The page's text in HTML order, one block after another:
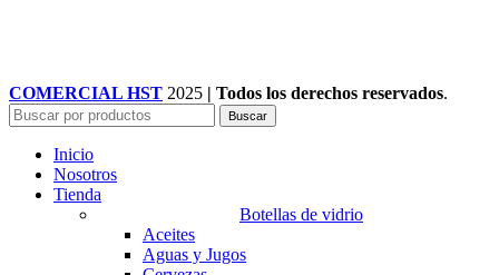
COMERCIAL HST 2025 | Todos los derechos reservados.
Buscar
Inicio
Nosotros
Tienda
Botellas de vidrio
Aceites
Aguas y Jugos